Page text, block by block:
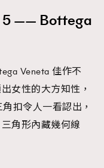
5 —— Bottega
Veneta 佳作不
女性的大方知性，
扣令人一看認出，
角形內藏幾何線